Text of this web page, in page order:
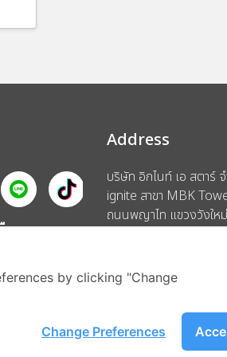
อ
Address
บริษัท อิกไนท์ เอ สตาร์
ignite สาขา MBK
ถนนพญาไท แขวงวังให
by clicking "Change
Change Preferences